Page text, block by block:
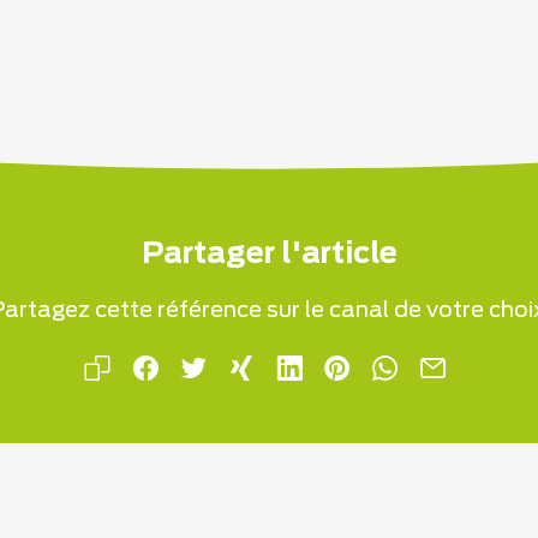
Partager l'article
cette référence sur le canal de votre